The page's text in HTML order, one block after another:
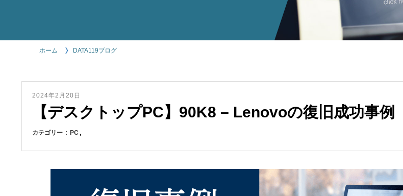
ホーム DATA119ブログ
2024年2月20日
【デスクトップPC】90K8 – Lenovoの復旧成功事例
カテゴリー PC